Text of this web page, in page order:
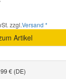
zzgl.Versand *
Artikel
€ (DE)